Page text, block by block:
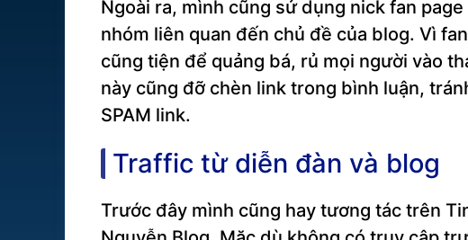
Ngoài ra, mình cũng sử dụng nick fan
nhóm liên quan đến chủ đề của blog. Vì
cũng tiện để quảng bá, rủ mọi người vào
này cũng đỡ chèn link trong bình luận,
SPAM link.
Traffic từ diễn đàn và blog
Trước đây mình cũng hay tương tác trên